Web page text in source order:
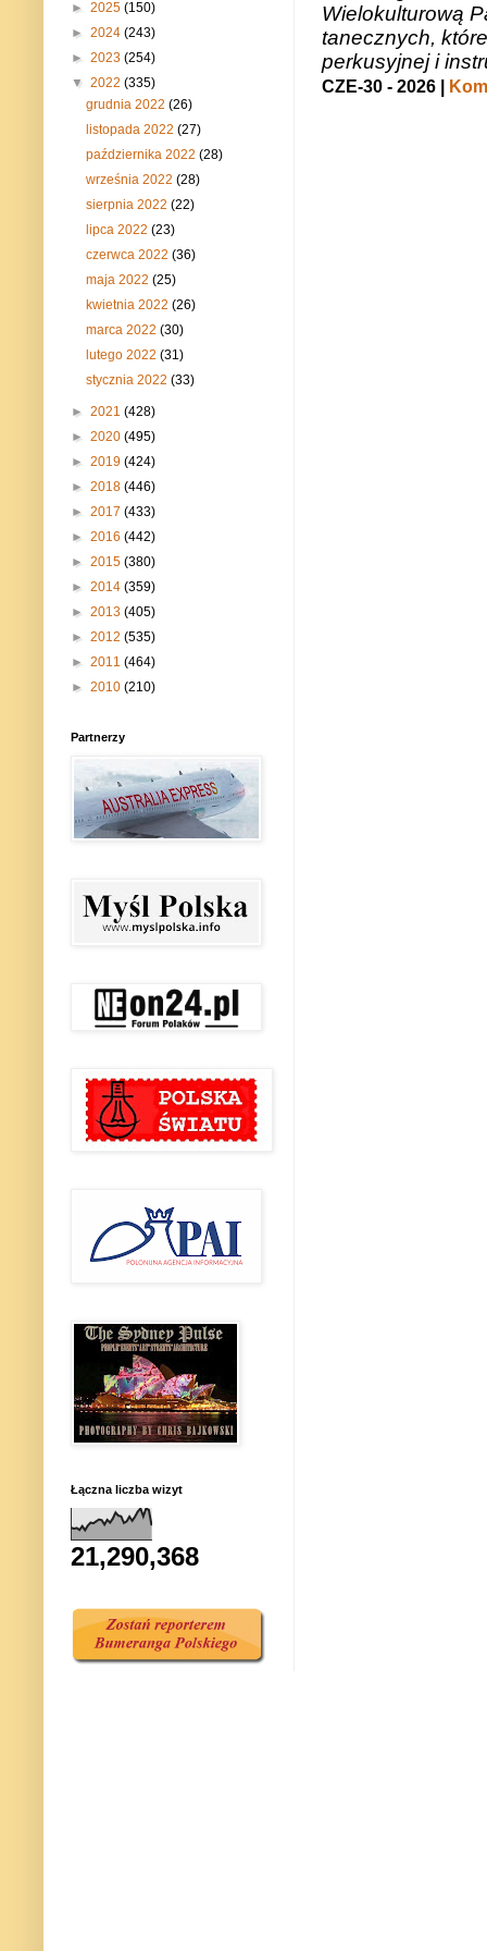
Wielokulturową
tanecznych,
perkusyjnej i
CZE-30 - 2026 |
► 2025 (150)
► 2024 (243)
► 2023 (254)
▼ 2022 (335)
grudnia 2022(26)
listopada 2022(27)
października 2022(28)
września 2022(28)
sierpnia 2022(22)
lipca 2022(23)
czerwca 2022(36)
maja 2022(25)
kwietnia 2022(26)
marca 2022(30)
lutego 2022(31)
stycznia 2022(33)
► 2021 (428)
► 2020 (495)
► 2019 (424)
► 2018 (446)
► 2017 (433)
► 2016 (442)
► 2015 (380)
► 2014 (359)
► 2013 (405)
► 2012 (535)
► 2011 (464)
► 2010 (210)
Partnerzy
Łączna liczba wizyt
21,290,368